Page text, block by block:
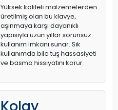
Yüksek kaliteli malzemelerden
üretilmiş olan bu klavye,
aşınmaya karşı dayanıklı
yapısıyla uzun yıllar sorunsuz
kullanım imkanı sunar. Sık
kullanımda bile tuş hassasiyeti
ve basma hissiyatını korur.